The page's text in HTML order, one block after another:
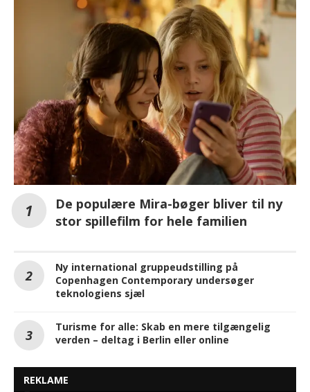
De populære Mira-bøger bliver til ny
stor spillefilm for hele familien
Ny international gruppeudstilling på
Copenhagen Contemporary undersøger
teknologiens sjæl
Turisme for alle: Skab en mere tilgængelig
verden – deltag i Berlin eller online
REKLAME